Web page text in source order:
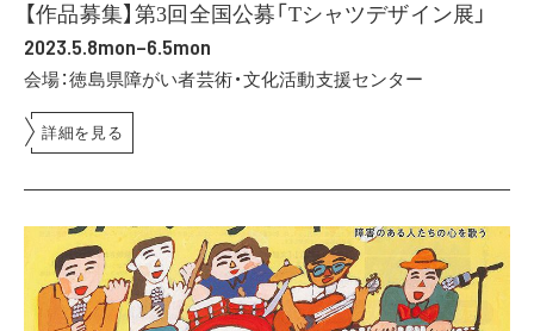
【作品募集】第3回全国公募「Tシャツデザイン展」
2023.5.8mon–6.5mon
会場：徳島県障がい者芸術・文化活動支援センター
詳細を見る